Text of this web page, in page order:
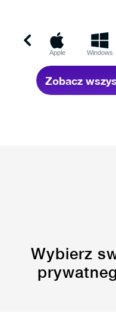
Apple Windows
Zobacz
Wybierz